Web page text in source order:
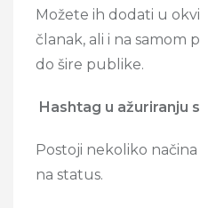
Možete ih dodati u
članak, ali i na samom
do šire publike.
Hashtag u ažuriranju
Postoji nekoliko
na status.